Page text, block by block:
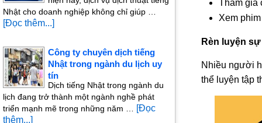
Tham gia
Xem
Rèn luyện
Nhiều người
thể luyện tập
Nhật cho doanh nghiệp không chỉ giúp …
[Đọc thêm...]
Công ty chuyên dịch tiếng
Nhật trong ngành du lịch uy
tín
Dịch tiếng Nhật trong ngành du
lịch đang trở thành một ngành nghề phát
triển mạnh mẽ trong những năm …
[Đọc
thêm...]